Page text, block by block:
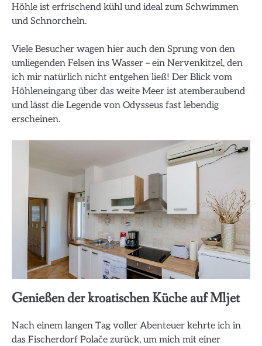
Höhle ist erfrischend kühl und ideal zum Schwimmen
und Schnorcheln.
Viele Besucher wagen hier auch den Sprung von den
umliegenden Felsen ins Wasser – ein Nervenkitzel, den
ich mir natürlich nicht entgehen ließ! Der Blick vom
Höhleneingang über das weite Meer ist atemberaubend
und lässt die Legende von Odysseus fast lebendig
erscheinen.
Genießen der kroatischen Küche auf Mljet
Nach einem langen Tag voller Abenteuer kehrte ich in
das Fischerdorf Polače zurück, um mich mit einer